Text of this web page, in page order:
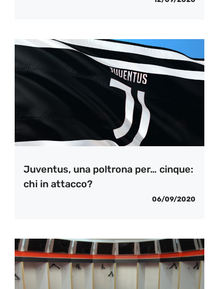
Juventus, una poltrona per… cinque:
chi in attacco?
06/09/2020